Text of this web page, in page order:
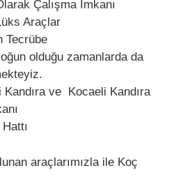
Çalışma İmkanı
Araçlar
Tecrübe
olduğu zamanlarda da
Kandıra ve Kocaeli Kandıra
araçlarımızla ile Koç